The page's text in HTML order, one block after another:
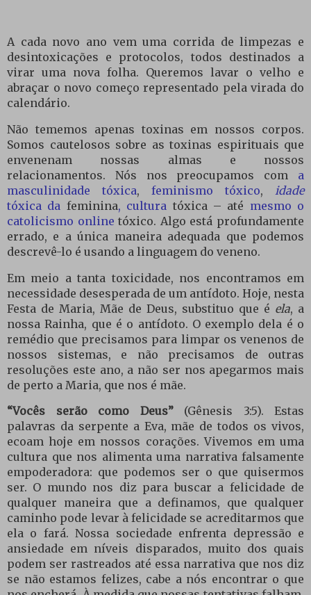
A cada novo ano vem uma corrida de limpezas e
desintoxicações e protocolos, todos destinados a
virar uma nova folha. Queremos lavar o velho e
abraçar o novo começo representado pela virada do
calendário.
Não tememos apenas toxinas em nossos corpos.
Somos cautelosos sobre as toxinas espirituais que
envenenam nossas almas e nossos
relacionamentos. Nós nos preocupamos com a
masculinidade tóxica, feminismo tóxico, idade
tóxica da feminina, cultura tóxica – até mesmo o
catolicismo online tóxico. Algo está profundamente
errado, e a única maneira adequada que podemos
descrevê-lo é usando a linguagem do veneno.
Em meio a tanta toxicidade, nos encontramos em
necessidade desesperada de um antídoto. Hoje, nesta
Festa de Maria, Mãe de Deus, substituo que é ela, a
nossa Rainha, que é o antídoto. O exemplo dela é o
remédio que precisamos para limpar os venenos de
nossos sistemas, e não precisamos de outras
resoluções este ano, a não ser nos apegarmos mais
de perto a Maria, que nos é mãe.
“Vocês serão como Deus”(Gênesis 3:5). Estas
palavras da serpente a Eva, mãe de todos os vivos,
ecoam hoje em nossos corações. Vivemos em uma
cultura que nos alimenta uma narrativa falsamente
empoderadora: que podemos ser o que quisermos
ser. O mundo nos diz para buscar a felicidade de
qualquer maneira que a definamos, que qualquer
caminho pode levar à felicidade se acreditarmos que
ela o fará. Nossa sociedade enfrenta depressão e
ansiedade em níveis disparados, muito dos quais
podem ser rastreados até essa narrativa que nos diz
se não estamos felizes, cabe a nós encontrar o que